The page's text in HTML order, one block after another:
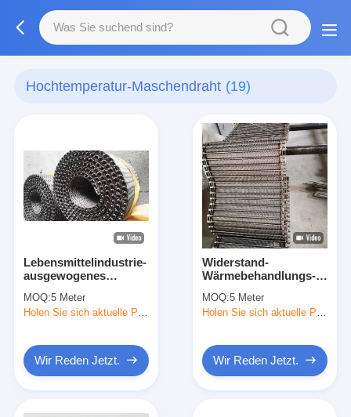
Hochtemperatur-Maschendraht (19)
Lebensmittelindustrie-
ausgewogenes
Fischgrätenmuster-
Förderband
MOQ:5 Meter
Holen Sie sich aktuelle Preis
Wir Reden Jetzt.
Widerstand-
Wärmebehandlungs-
hohen Temperatur
MOQ:5 Meter
Holen Sie sich aktuelle Preis
Wir Reden Jetzt.